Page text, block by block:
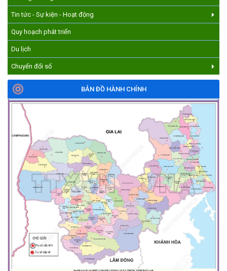
Tin tức - Sự kiện - Hoạt động
Quy hoạch phát triển
Du lịch
Chuyển đổi số
BẢN ĐỒ HÀNH CHÍNH